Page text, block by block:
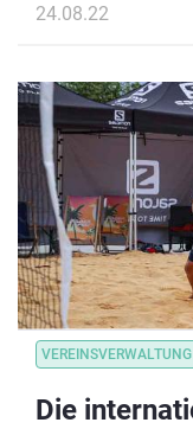
24.08.22
VEREINSVERWALTUNG